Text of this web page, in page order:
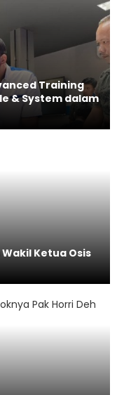
Training
& System dalam
Ketua Osis